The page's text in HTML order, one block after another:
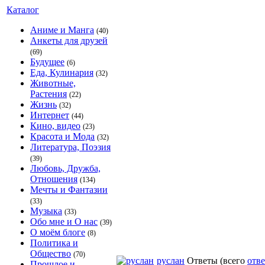
Каталог
Аниме и Манга (40)
Анкеты для друзей
(69)
Будущее (6)
Еда, Кулинария (32)
Животные,
Растения (22)
Жизнь (32)
Интернет (44)
Кино, видео (23)
Красота и Мода (32)
Литература, Поэзия
(39)
Любовь, Дружба,
Отношения (134)
Мечты и Фантазии
(33)
Музыка (33)
Обо мне и О нас (39)
О моём блоге (8)
Политика и
Общество (70)
руслан Ответы (всего